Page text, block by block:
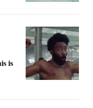
is